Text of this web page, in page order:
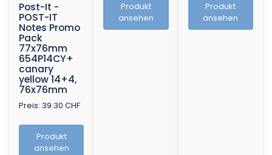
Post-It -
POST-IT
Notes Promo
Pack
77x76mm
654P14CY+
canary
yellow 14+4,
76x76mm
Preis: 39.30 CHF
Produkt
ansehen
Produkt
ansehen
Produkt
ansehen